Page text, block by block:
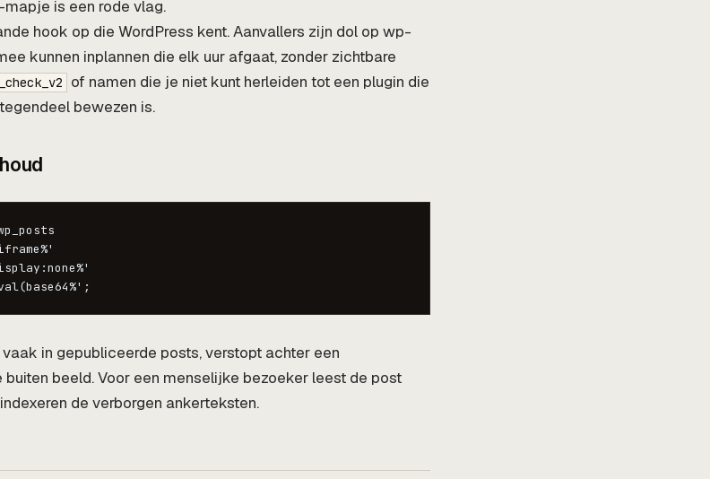
is een rode vlag.
hook op die WordPress kent. Aanvallers zijn dol op wp-
kunnen inplannen die elk uur afgaat, zonder zichtbare
of namen die je niet kunt herleiden tot een plugin die
bewezen is.
in gepubliceerde posts, verstopt achter een
beeld. Voor een menselijke bezoeker leest de post
de verborgen ankerteksten.